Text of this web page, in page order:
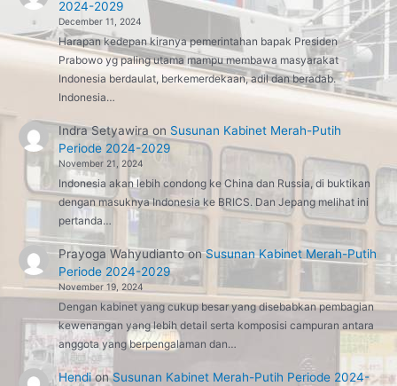
2024-2029
December 11, 2024
Harapan kedepan kiranya pemerintahan bapak Presiden
Prabowo yg paling utama mampu membawa masyarakat
Indonesia berdaulat, berkemerdekaan, adil dan beradab.
Indonesia…
Indra Setyawira on Susunan Kabinet Merah-Putih
Periode 2024-2029
November 21, 2024
Indonesia akan lebih condong ke China dan Russia, di buktikan
dengan masuknya Indonesia ke BRICS. Dan Jepang melihat ini
pertanda…
Prayoga WahyudiantoonSusunan Kabinet Merah-Putih
Periode 2024-2029
November 19, 2024
Dengan kabinet yang cukup besar yang disebabkan pembagian
kewenangan yang lebih detail serta komposisi campuran antara
anggota yang berpengalaman dan…
HendionSusunan Kabinet Merah-Putih Periode 2024-